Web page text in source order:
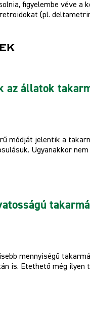
figyelembe véve a
(pl.
az állatok
módját jelentik a
Ugyanakkor
mennyiségű
is. Etethető még ilyen